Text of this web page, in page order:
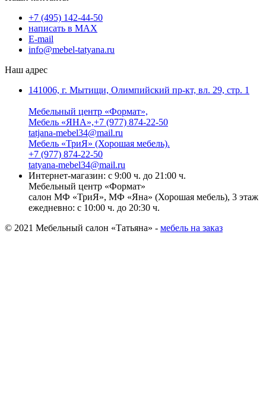
+7 (495) 142-44-50
написать в МАХ
E-mail
info@mebel-tatyana.ru
Наш адрес
141006, г. Мытищи, Олимпийский пр-кт, вл. 29, стр. 1
Мебельный центр «Формат»,
Мебель «ЯНА»,+7 (977) 874-22-50
tatjana-mebel34@mail.ru
Мебель «ТриЯ» (Хорошая мебель).
+7 (977) 874-22-50
tatyana-mebel34@mail.ru
Интернет-магазин: с 9:00 ч. до 21:00 ч.
Мебельный центр «Формат»
салон МФ «ТриЯ», МФ «Яна» (Хорошая мебель), 3 этаж
ежедневно: с 10:00 ч. до 20:30 ч.
© 2021 Мебельный салон «Татьяна» - мебель на заказ